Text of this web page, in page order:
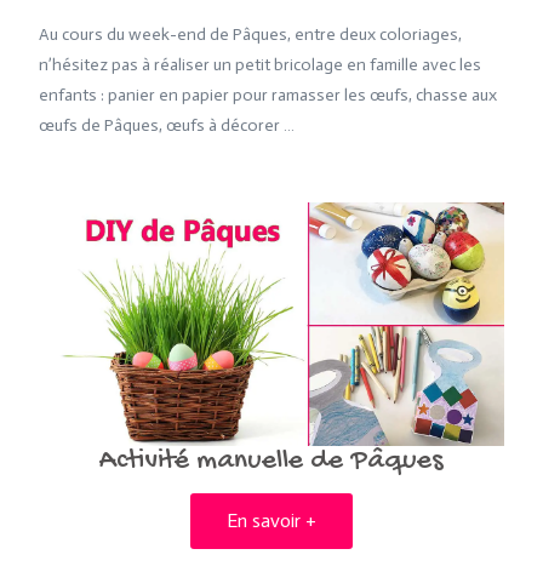
Au cours du week-end de Pâques, entre deux coloriages,
n’hésitez pas à réaliser un petit bricolage en famille avec les
enfants : panier en papier pour ramasser les œufs, chasse aux
œufs de Pâques, œufs à décorer …
Activité manuelle de Pâques
En savoir +